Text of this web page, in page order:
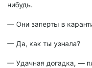
нибудь.
— Они заперты в
— Да, как ты узнала?
— Удачная догадка, —